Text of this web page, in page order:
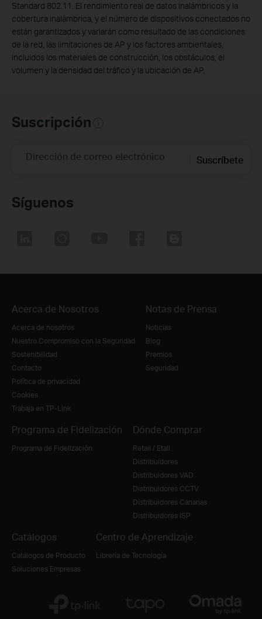
Standard 802.11. El rendimiento real de datos inalámbricos y la
cobertura inalámbrica, y el número de dispositivos conectados no
están garantizados y variarán como resultado de las condiciones
de la red, las limitaciones de AP y los factores ambientales,
incluidos los materiales de construcción, los obstáculos, el
volumen y la densidad del tráfico y la ubicación de AP.
Suscripción
Dirección de correo electrónico Suscríbete
Síguenos
Acerca de Nosotros
Acerca de nosotros
Nuestro Compromiso con la Seguridad
Sostenibilidad
Contacto
Política de privacidad
Cookies
Trabaja en TP-Link
Notas de Prensa
Noticias
Blog
Premios
Seguridad
Programa de Fidelización
Programa de Fidelización
Dónde Comprar
Retail / Etail
Distribuidores
Distribuidores VAD
Distribuidores CCTV
Distribuidores Canarias
Distribuidores ISP
Catálogos
Catálogos de Producto
Soluciones Empresas
Centro de Aprendizaje
Librería de Tecnología